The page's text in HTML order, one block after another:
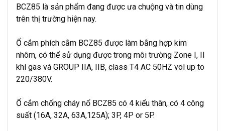
BCZ85 là sản phẩm đang được ưa chuộng và tin dùng
trên thị trường hiện nay.
Ổ cắm phích cắm BCZ85 được làm bằng hợp kim
nhôm, có thể sử dụng được trong môi trường Zone I, II
khí gas và GROUP IIA, IIB, class T4 AC 50HZ vol up to
220/380V.
Ổ cắm chống cháy nổ BCZ85 có 4 kiểu thân, có 4 công
suất (16A, 32A, 63A,125A); 3P, 4P or 5P.